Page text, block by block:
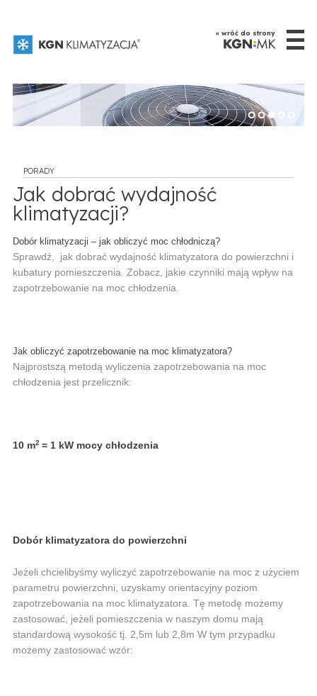
« wróć do strony ☰
PORADY
Jak dobrać wydajność
klimatyzacji?
Dobór klimatyzacji – jak obliczyć moc chłodniczą?
Sprawdź, jak dobrać wydajność klimatyzatora do powierzchni i
kubatury pomieszczenia. Zobacz, jakie czynniki mają wpływ na
zapotrzebowanie na moc chłodzenia.
Jak obliczyć zapotrzebowanie na moc klimatyzatora?
Najprostszą metodą wyliczenia zapotrzebowania na moc
chłodzenia jest przelicznik:
10 m2 = 1 kW mocy chłodzenia
Dobór klimatyzatora do powierzchni
Jeżeli chcielibyśmy wyliczyć zapotrzebowanie na moc z użyciem
parametru powierzchni, uzyskamy orientacyjny poziom
zapotrzebowania na moc klimatyzatora. Tę metodę możemy
zastosować, jeżeli pomieszczenia w naszym domu mają
standardową wysokość tj. 2,5m lub 2,8m W tym przypadku
możemy zastosować wzór: